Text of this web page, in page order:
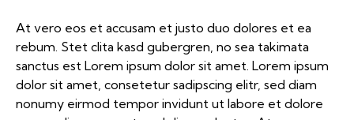
At vero eos et accusam et justo duo dolores et ea
rebum. Stet clita kasd gubergren, no sea takimata
sanctus est Lorem ipsum dolor sit amet. Lorem ipsum
dolor sit amet, consetetur sadipscing elitr, sed diam
nonumy eirmod tempor invidunt ut labore et dolore